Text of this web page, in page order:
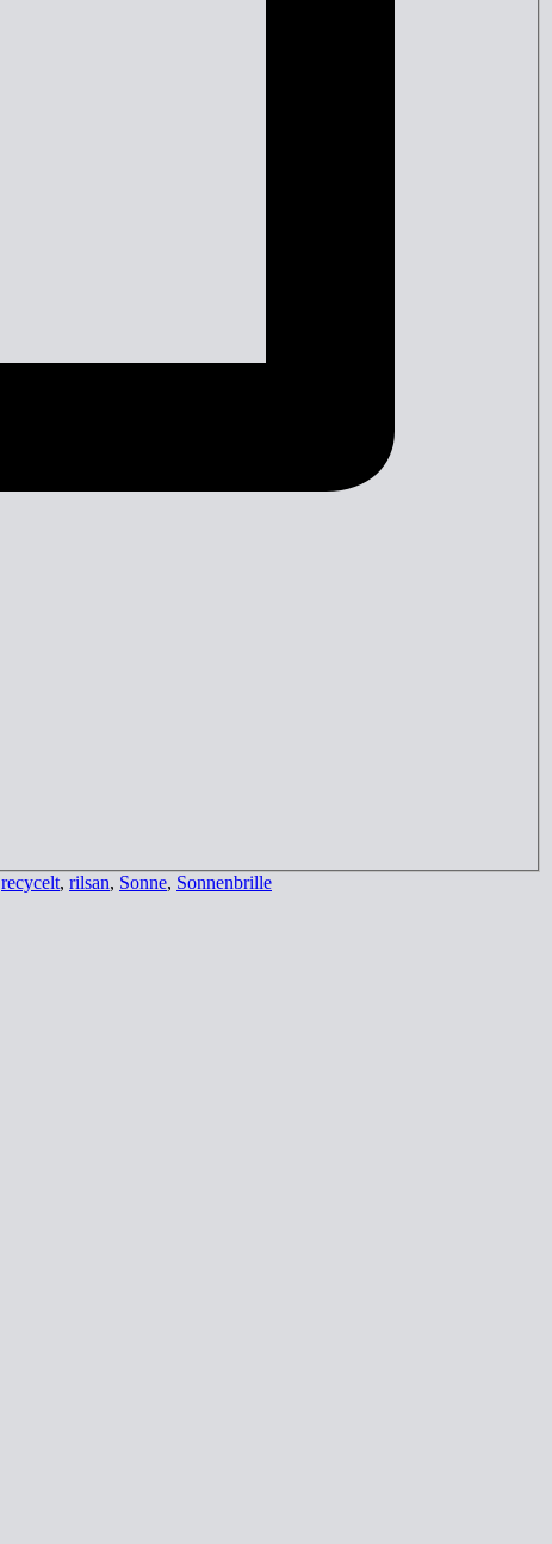
recycelt, rilsan, Sonne, Sonnenbrille